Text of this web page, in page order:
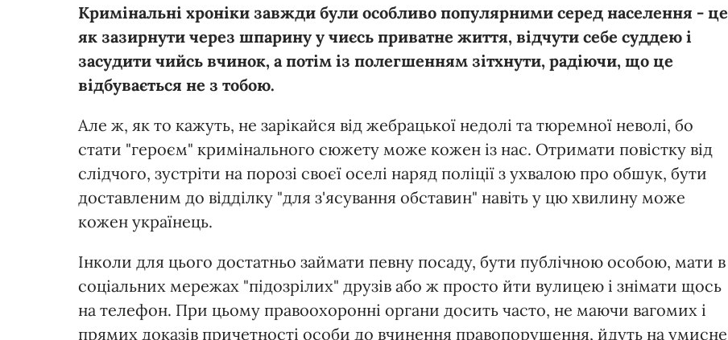
Кримінальні хроніки завжди були особливо популярними серед населення - це
як зазирнути через шпарину у чиєсь приватне життя, відчути себе суддею і
засудити чийсь вчинок, а потім із полегшенням зітхнути, радіючи, що це
відбувається не з тобою.
Але ж, як то кажуть, не зарікайся від жебрацької недолі та тюремної неволі, бо
стати "героєм" кримінального сюжету може кожен із нас. Отримати повістку від
слідчого, зустріти на порозі своєї оселі наряд поліції з ухвалою про обшук, бути
доставленим до відділку "для з'ясування обставин" навіть у цю хвилину може
кожен українець.
Інколи для цього достатньо займати певну посаду, бути публічною особою, мати в
соціальних мережах "підозрілих" друзів або ж просто йти вулицею і знімати щось
на телефон. При цьому правоохоронні органи досить часто, не маючи вагомих і
прямих доказів причетності особи до вчинення правопорушення, йдуть на умисне